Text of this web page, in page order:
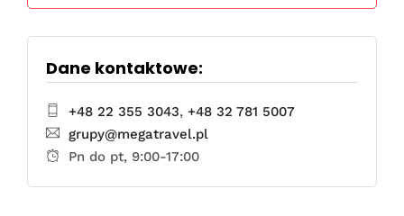
Dane kontaktowe:
+48 22 355 3043, +48 32 781 5007
grupy@megatravel.pl
Pn do pt, 9:00-17:00